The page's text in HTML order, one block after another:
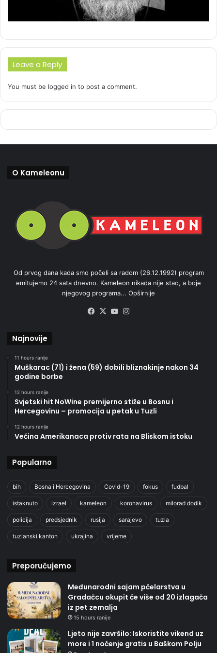
Leave a Reply
You must be logged in to post a comment.
O Kameleonu
Od prvog dana kada smo počeli sa radom (26.12.1992) program
emitujemo 24 sata dnevno. Kameleon nikada nije stao, a boje
njegovog programa... Opširnije
Facebook
X YouTube
Najnovije
11 hours ranije
Muškarac (71) i žena (59) dobili bliznakinje nakon 34
godine borbe
12 hours ranije
Svjetski hit NoWine premijerno stiže u Bosnu i
Hercegovinu – promocija u petak u Tuzli
12 hours ranije
Većina Amerikanaca protiv rata na Bliskom istoku
Popularno
bih Bosna i Hercegovina Covid-19 fokus fudbal
istaknuto izrael kameleon koronavirus milorad dodik
policija predsjednik rusija sarajevo tuzla
tuzlanski kanton ukrajina vrijeme
Preporučujemo
Međunarodni sajam pčelarstva u
Gradačcu okupit će više od 20 izlagača
iz pet zemalja
15 hours ranije
Ljeto nije završilo: Iskoristite vikend uz
more i 1 noćenje gratis u Baškom Polju